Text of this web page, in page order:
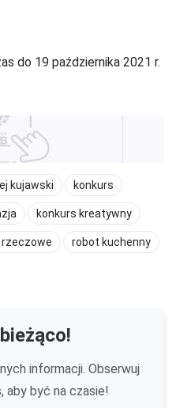
do 19 października 2021 r.
kujawski konkurs
konkurs kreatywny
robot kuchenny
informacji. Obserwuj
aby być na czasie!